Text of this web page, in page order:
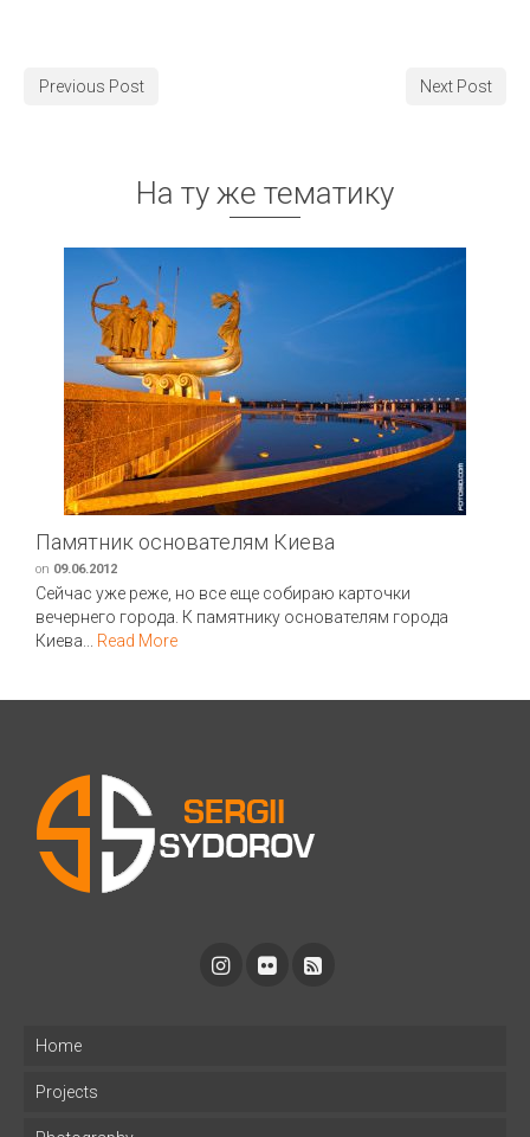
Previous Post Next Post
На ту же тематику
Памятник основателям Киева
on 09.06.2012
Сейчас уже реже, но все еще собираю карточки
вечернего города. К памятнику основателям города
Киева... Read More
Home
Projects